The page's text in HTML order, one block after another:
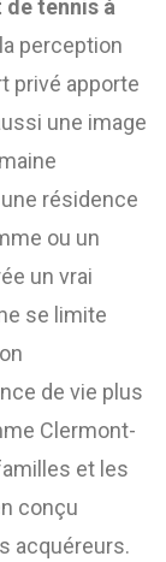
tennis à
perception
privé apporte
une image
résidence
ou un
un vrai
se limite
de vie plus
Clermont-
et les
conçu
acquéreurs.